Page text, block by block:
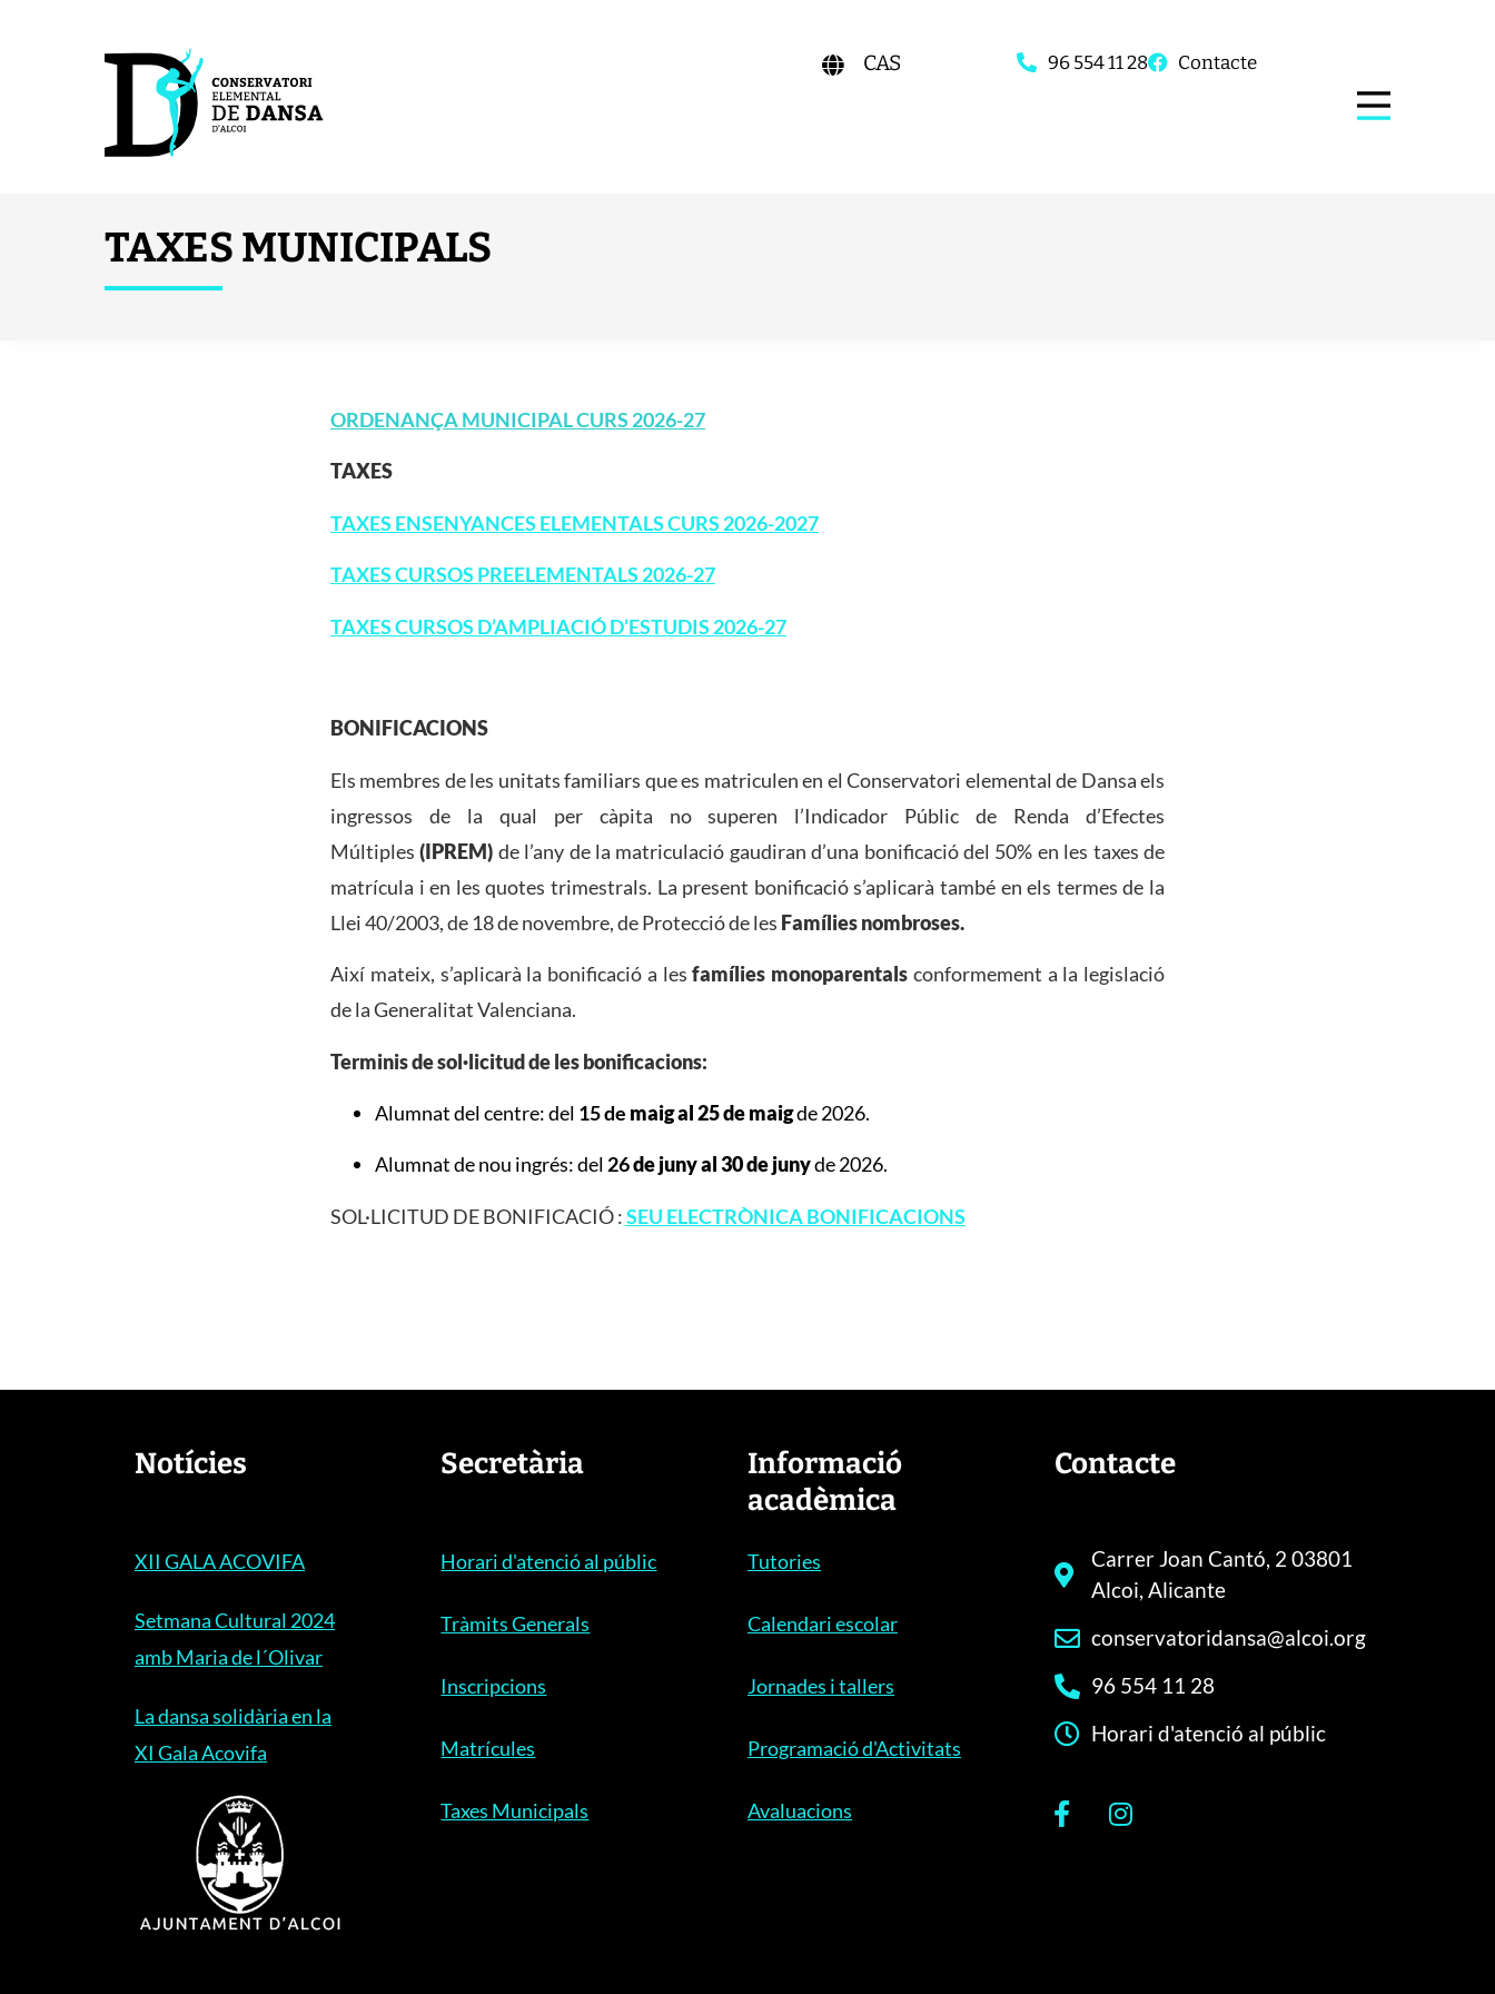
CAS 96 554 11 28 Contacte
TAXES MUNICIPALS
ORDENANÇA MUNICIPAL CURS 2026-27
TAXES
TAXES ENSENYANCES ELEMENTALS CURS 2026-2027
TAXES CURSOS PREELEMENTALS 2026-27
TAXES CURSOS D’AMPLIACIÓ D’ESTUDIS 2026-27
BONIFICACIONS
Els membres de les unitats familiars que es matriculen en el Conservatori elemental de Dansa els
ingressos de la qual per càpita no superen l’Indicador Públic de Renda d’Efectes
Múltiples(IPREM) de l’any de la matriculació gaudiran d’una bonificació del 50% en les taxes de
matrícula i en les quotes trimestrals. La present bonificació s’aplicarà també en els termes de la
Llei 40/2003, de 18 de novembre, de Protecció de les Famílies nombroses.
Així mateix, s’aplicarà la bonificació a les famílies monoparentals conformement a la legislació
de la Generalitat Valenciana.
Terminis de sol·licitud de les bonificacions:
Alumnat del centre: del 15de maig al 25 de maigde 2026.
Alumnat de nou ingrés: del 26dejuny al 30 de junyde 2026.
SOL·LICITUD DE BONIFICACIÓ :SEU ELECTRÒNICA BONIFICACIONS
Notícies
XII GALA ACOVIFA
Setmana Cultural 2024
amb Maria de l´Olivar
La dansa solidària en la
XI Gala Acovifa
Secretària
Horari d'atenció al públic
Tràmits Generals
Inscripcions
Matrícules
Taxes Municipals
Informació
acadèmica
Tutories
Calendari escolar
Jornades i tallers
Programació d'Activitats
Avaluacions
Contacte
Carrer Joan Cantó, 2 03801
Alcoi, Alicante
conservatoridansa@alcoi.org
96 554 11 28
Horari d'atenció al públic